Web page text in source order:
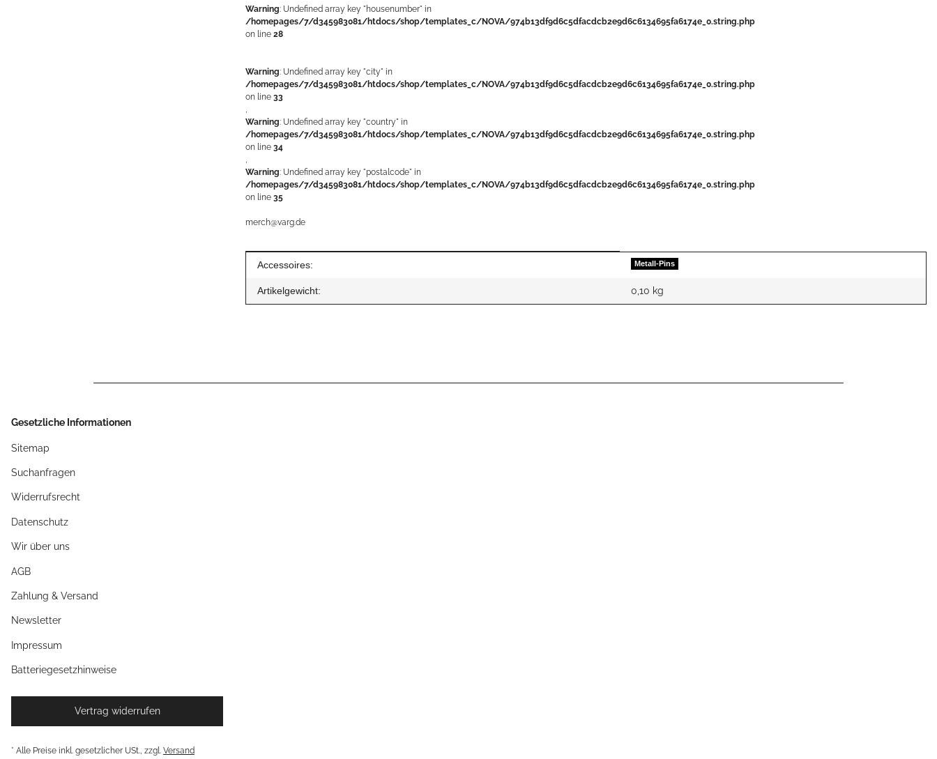
Warning: Undefined array key "housenumber" in
/homepages/7/d345983081/htdocs/shop/templates_c/NOVA/974b13df9d6c5dfacdcb2e9d6c6134695fa6174e_0.string.php
on line 28
Warning: Undefined array key "city" in
/homepages/7/d345983081/htdocs/shop/templates_c/NOVA/974b13df9d6c5dfacdcb2e9d6c6134695fa6174e_0.string.php
on line 33
Warning: Undefined array key "country" in
/homepages/7/d345983081/htdocs/shop/templates_c/NOVA/974b13df9d6c5dfacdcb2e9d6c6134695fa6174e_0.string.php
on line 34
Warning: Undefined array key "postalcode" in
/homepages/7/d345983081/htdocs/shop/templates_c/NOVA/974b13df9d6c5dfacdcb2e9d6c6134695fa6174e_0.string.php
on line 35
merch@varg.de
Produkteigenschaft
Wert
Accessoires: Metall-Pins
Artikelgewicht: 0,10 kg
Gesetzliche Informationen
Sitemap
Suchanfragen
Widerrufsrecht
Datenschutz
Wir über uns
AGB
Zahlung & Versand
Newsletter
Impressum
Batteriegesetzhinweise
Vertrag widerrufen
* Alle Preise inkl. gesetzlicher USt., zzgl. Versand